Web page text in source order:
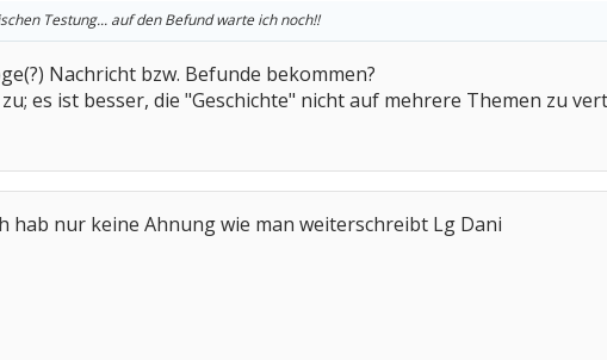
Testung... auf den Befund warte ich noch!!
Nachricht bzw. Befunde bekommen?
es ist besser, die "Geschichte" nicht auf mehrere Themen zu
hab nur keine Ahnung wie man weiterschreibt Lg Dani